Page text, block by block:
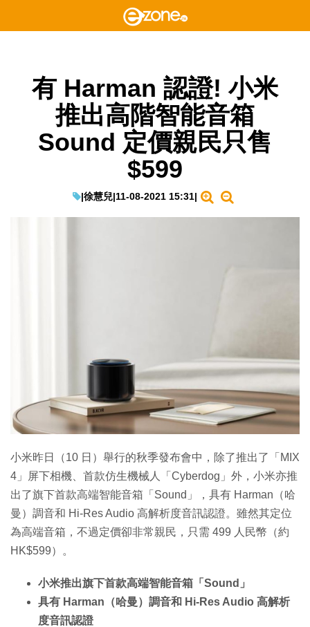
有 Harman 認證! 小米
推出高階智能音箱
Sound 定價親民只售
$599
|徐慧兒|11-08-2021 15:31|
小米昨日（10 日）舉行的秋季發布會中，除了推出了「MIX
4」屏下相機、首款仿生機械人「Cyberdog」外，小米亦推
出了旗下首款高端智能音箱「Sound」，具有 Harman（哈
曼）調音和 Hi-Res Audio 高解析度音訊認證。雖然其定位
為高端音箱，不過定價卻非常親民，只需 499 人民幣（約
HK$599）。
小米推出旗下首款高端智能音箱「Sound」
具有 Harman（哈曼）調音和 Hi-Res Audio 高解析
度音訊認證